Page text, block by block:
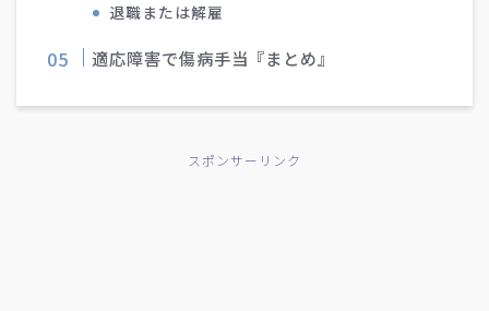
退職または解雇
適応障害で傷病手当『まとめ』
スポンサーリンク